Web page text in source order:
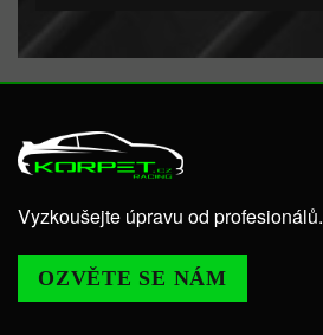
Vyzkoušejte úpravu od profesionálů.
OZVĚTE SE NÁM